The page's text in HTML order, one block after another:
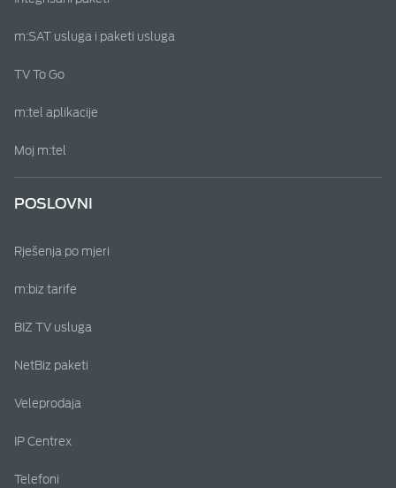
m:SAT usluga i paketi usluga
TV To Go
m:tel aplikacije
Moj m:tel
POSLOVNI
Rješenja po mjeri
m:biz tarife
BIZ TV usluga
NetBiz paketi
Veleprodaja
IP Centrex
Telefoni